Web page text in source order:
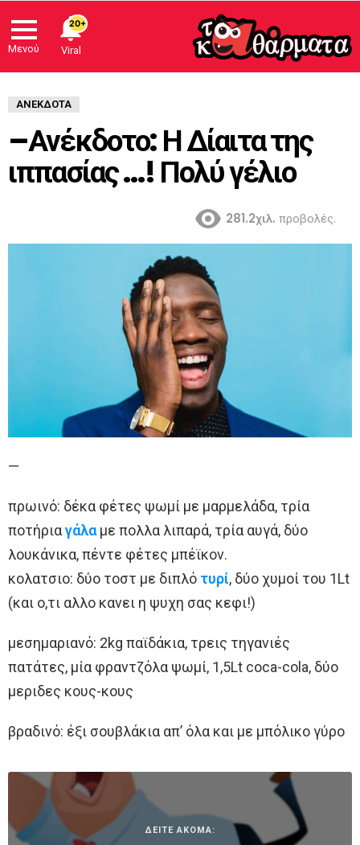
Μενού
ΑΝΈΚΔΟΤΑ
–Ανέκδοτο: Η Δίαιτα της
ιππασίας …! Πολύ γέλιο
281.2χιλ. προβολές.
—
πρωινό: δέκα φέτες ψωμί με μαρμελάδα, τρία
ποτήριαγάλαμε πολλα λιπαρά, τρία αυγά, δύο
λουκάνικα, πέντε φέτες μπέϊκον.
κολατσιο: δύο τοστ με διπλό τυρί, δύο χυμοί του 1Lt
(και ο,τι αλλο κανει η ψυχη σας κεφι!)
μεσημαριανό: 2kg παϊδάκια, τρεις τηγανιές
πατάτες, μία φραντζόλα ψωμί, 1,5Lt coca-cola, δύο
μεριδες κους-κους
βραδινό: έξι σουβλάκια απ’ όλα και με μπόλικο γύρο
ΔΕΙΤΕ ΑΚΟΜΑ:
20+
Viral